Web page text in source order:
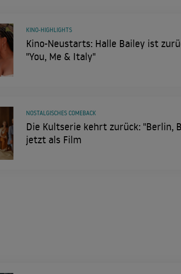
Kino-Neustarts: Halle Bailey ist
"You, Me & Italy"
KINO-HIGHLIGHTS
Die Kultserie kehrt zurück: "Berlin,
jetzt als Film
NOSTALGISCHES COMEBACK